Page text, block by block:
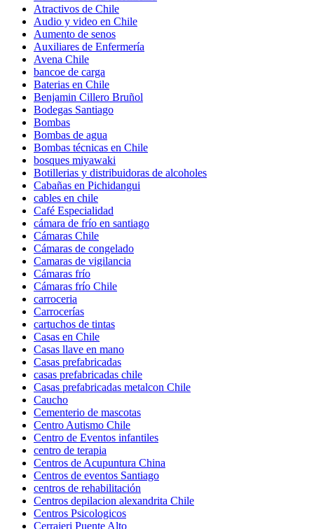
Atractivos de Chile
Audio y video en Chile
Aumento de senos
Auxiliares de Enfermería
Avena Chile
bancoe de carga
Baterias en Chile
Benjamin Cillero Bruñol
Bodegas Santiago
Bombas
Bombas de agua
Bombas técnicas en Chile
bosques miyawaki
Botillerias y distribuidoras de alcoholes
Cabañas en Pichidangui
cables en chile
Café Especialidad
cámara de frío en santiago
Cámaras Chile
Cámaras de congelado
Camaras de vigilancia
Cámaras frío
Cámaras frío Chile
carroceria
Carrocerías
cartuchos de tintas
Casas en Chile
Casas llave en mano
Casas prefabricadas
casas prefabricadas chile
Casas prefabricadas metalcon Chile
Caucho
Cementerio de mascotas
Centro Autismo Chile
Centro de Eventos infantiles
centro de terapia
Centros de Acupuntura China
Centros de eventos Santiago
centros de rehabilitación
Centros depilacion alexandrita Chile
Centros Psicologicos
Cerrajeri Puente Alto